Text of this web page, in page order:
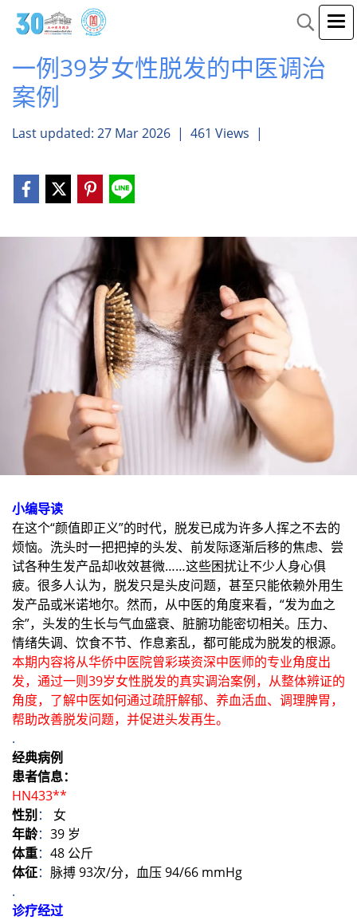
一例39岁女性脱发的中医调治
案例
Last updated: 27 Mar 2026 | 461 Views |
小编导读
在这个“颜值即正义”的时代，脱发已成为许多人挥之不去的
烦恼。洗头时一把把掉的头发、前发际逐渐后移的焦虑、尝
试各种生发产品却收效甚微……这些困扰让不少人身心俱
疲。很多人认为，脱发只是头皮问题，甚至只能依赖外用生
发产品或米诺地尔。然而，从中医的角度来看，“发为血之
余”，头发的生长与气血盛衰、脏腑功能密切相关。压力、
情绪失调、饮食不节、作息紊乱，都可能成为脱发的根源。
本期内容将从华侨中医院曾彩瑛资深中医师的专业角度出
发，通过一则39岁女性脱发的真实调治案例，从整体辨证的
角度，了解中医如何通过疏肝解郁、养血活血、调理脾胃，
帮助改善脱发问题，并促进头发再生。
.
经典病例
患者信息：
HN433**
性别： 女
年龄： 39 岁
体重： 48 公斤
体征： 脉搏 93次/分，血压 94/66 mmHg
.
诊疗经过